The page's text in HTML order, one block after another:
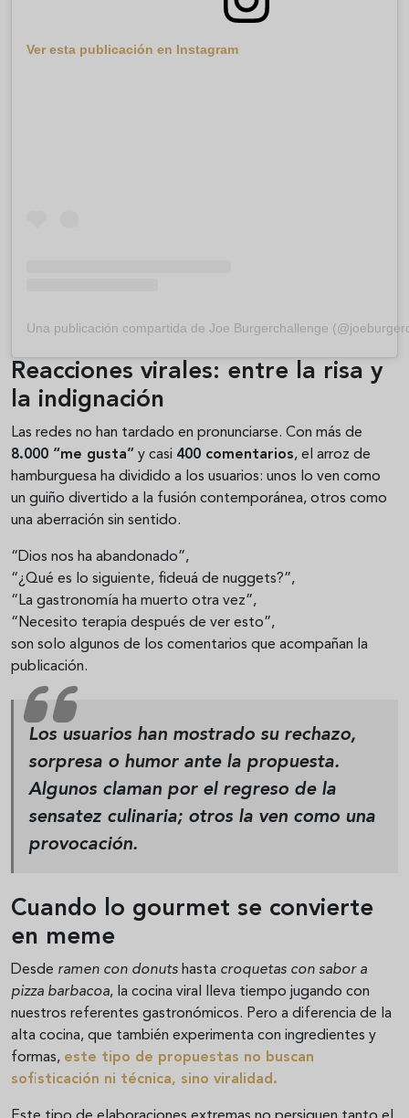
Ver esta publicación en Instagram
Una publicación compartida de Joe Burgerchallenge
Reacciones virales: entre la risa y
la indignación
Las redes no han tardado en pronunciarse. Con más de
8.000 “me gusta” y casi 400 comentarios, el arroz de
hamburguesa ha dividido a los usuarios: unos lo ven como
un guiño divertido a la fusión contemporánea, otros como
una aberración sin sentido.
“Dios nos ha abandonado”,
“¿Qué es lo siguiente, fideuá de nuggets?”,
“La gastronomía ha muerto otra vez”,
“Necesito terapia después de ver esto”,
son solo algunos de los comentarios que acompañan la
publicación.
Los usuarios han mostrado su rechazo,
sorpresa o humor ante la propuesta.
Algunos claman por el regreso de la
sensatez culinaria; otros la ven como una
provocación.
Cuando lo gourmet se convierte
en meme
Desde ramen con donuts hasta croquetas con sabor a
pizza barbacoa, la cocina viral lleva tiempo jugando con
nuestros referentes gastronómicos. Pero a diferencia de la
alta cocina, que también experimenta con ingredientes y
formas, este tipo de propuestas no buscan
sofisticación ni técnica, sino viralidad.